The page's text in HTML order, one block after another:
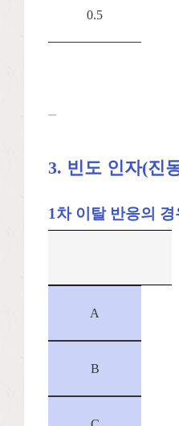
0.5
3. 빈도 인자(진
1차 이탈 반응의 경
A
B